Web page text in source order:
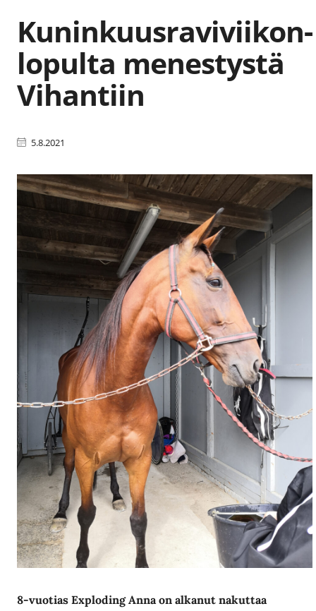
Kuninkuusraviviikon-
lopulta menestystä
Vihantiin
5.8.2021
8-vuotias Exploding Anna on alkanut nakuttaa